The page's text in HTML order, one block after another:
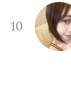
10